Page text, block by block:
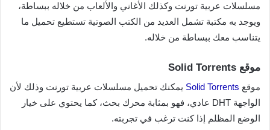
مسلسلات عربية تورنت وكذلك الأغاني والألعاب من خلاله ببساطة،
ويوجد به مكتبة تشمل العديد من الكتب الصوتية تستطيع تحميل ما
يتناسب معك ببساطة من خلاله.
موقع Solid Torrents
موقع Solid Torrents يمكنك تحميل مسلسلات عربية تورنت وذلك لأن
الواجهة DHT عادي، فهو بمثابة محرك بحث، كما يحتوي على خيار
الوضع المظلم إذا كنت ترغب في تجربته.